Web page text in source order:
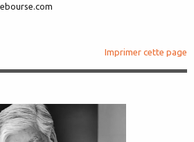
Imprimer cette page